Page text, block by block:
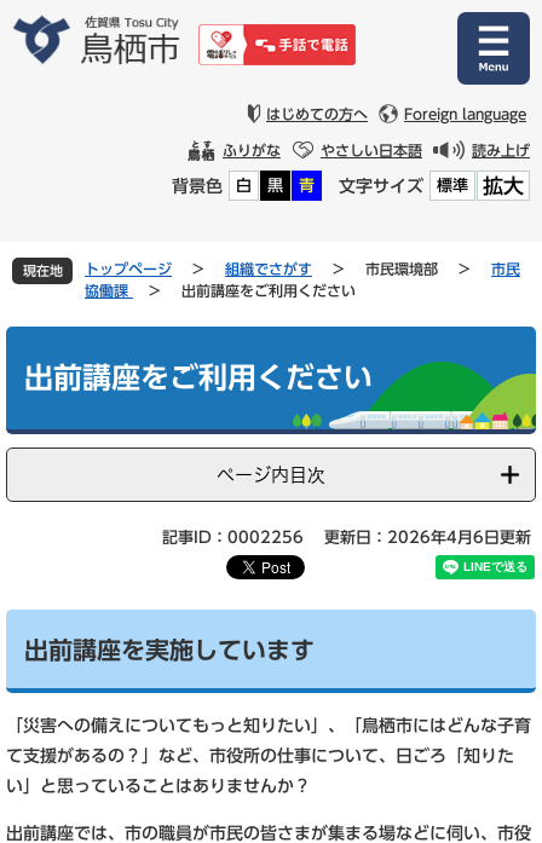
文
はじめての方へ Foreign language
ふりがな やさしい日本語 読み上げ
背景色 白 黒 青 文字サイズ 標準 拡大
現在地 トップページ > 組織でさがす > 市民環境部 >
市民
協働課
> 出前講座をご利用ください
出前講座をご利用ください
ページ内目次
記事ID：0002256 更新日：2026年4月6日更新
出前講座を実施しています
「災害への備えについてもっと知りたい」、「鳥栖市にはどんな子育
て支援があるの？」など、市役所の仕事について、日ごろ「知りた
い」と思っていることはありませんか？
出前講座では、市の職員が市民の皆さまが集まる場などに伺い、市役